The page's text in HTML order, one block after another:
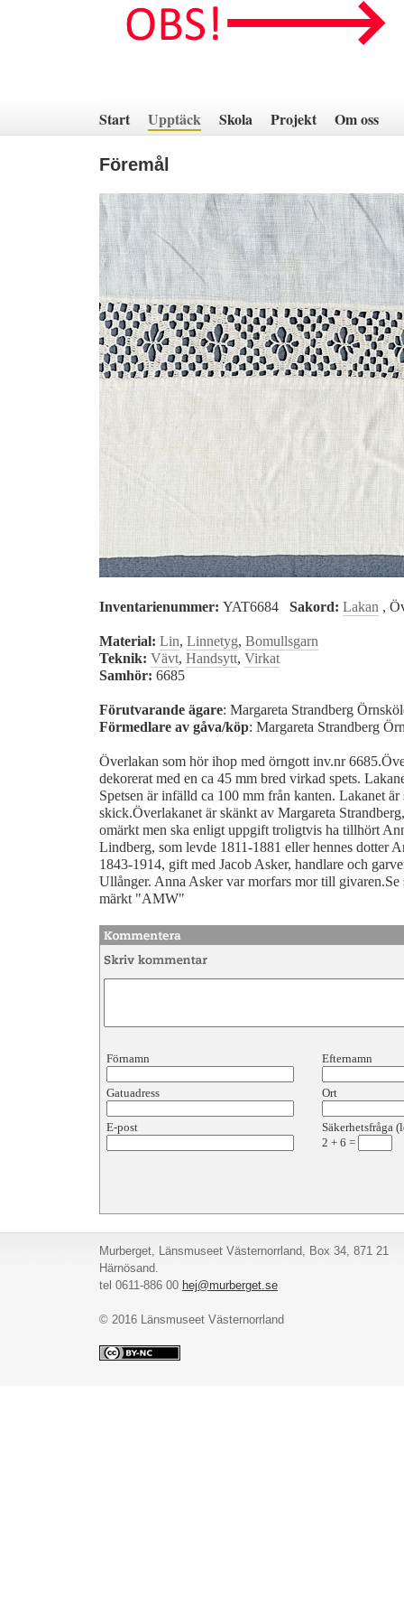
innehåll
Start Upptäck Skola Projekt Om oss
Föremål
Inventarienummer: YAT6684 Sakord: Lakan ,
Material: Lin, Linnetyg, Bomullsgarn
Teknik: Vävt, Handsytt, Virkat
Samhör: 6685
Förutvarande ägare: Margareta Strandberg
Förmedlare av gåva/köp: Margareta Strandberg
Överlakan som hör ihop med örngott inv.nr
dekorerat med en ca 45 mm bred virkad spets.
Spetsen är infälld ca 100 mm från kanten. Lakanet
skick.Överlakanet är skänkt av Margareta
omärkt men ska enligt uppgift troligtvis ha tillhört
Lindberg, som levde 1811-1881 eller hennes dotter
1843-1914, gift med Jacob Asker, handlare och
Ullånger. Anna Asker var morfars mor till givaren.Se
märkt "AMW"
Förnamn Efternamn
Gatuadress Ort
E-post
Säkerhetsfråga
2 + 6 =
Murberget, Länsmuseet Västernorrland, Box 34, 871 21
Härnösand.
tel 0611-886 00 hej@murberget.se
© 2016 Länsmuseet Västernorrland